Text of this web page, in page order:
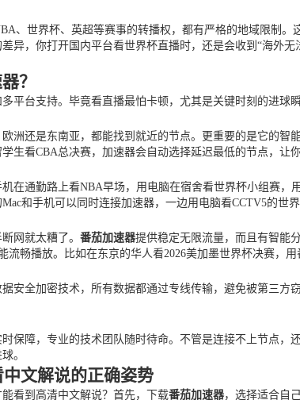
、世界杯、英超等赛事的转播权，都有严格的地域限制
异，你打开国内平台看世界杯直播时，还是会收到“海外
？
平台支持。毕竟看直播最怕卡顿，尤其是关键时刻的进球
洲还是东南亚，都能找到就近的节点。更重要的是它的
生看CBA总决赛，加速器会自动选择延迟最低的节点，让
通勤路上看NBA早场，用电脑在宿舍看世界杯小组赛，
和手机可以同时连接加速器，一边用电脑看CCTV5的世
网就太糟了。 番茄加速器提供稳定无限流量，而且有智能
畅播放。比如在东京的华人看2026美加墨世界杯决赛，
安全加密技术，所有数据都通过专线传输，避免被第三
保障，专业的技术团队随时待命。不管是连接不上节点
。
文解说的正确姿势
看到高清中文解说？首先，下载番茄加速器，选择适合自